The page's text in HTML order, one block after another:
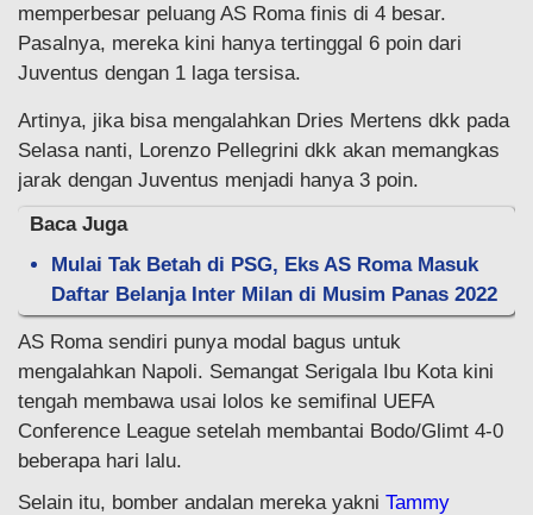
memperbesar peluang AS Roma finis di 4 besar.
Pasalnya, mereka kini hanya tertinggal 6 poin dari
Juventus dengan 1 laga tersisa.
Artinya, jika bisa mengalahkan Dries Mertens dkk pada
Selasa nanti, Lorenzo Pellegrini dkk akan memangkas
jarak dengan Juventus menjadi hanya 3 poin.
Baca Juga
Mulai Tak Betah di PSG, Eks AS Roma Masuk
Daftar Belanja Inter Milan di Musim Panas 2022
AS Roma sendiri punya modal bagus untuk
mengalahkan Napoli. Semangat Serigala Ibu Kota kini
tengah membawa usai lolos ke semifinal UEFA
Conference League setelah membantai Bodo/Glimt 4-0
beberapa hari lalu.
Selain itu, bomber andalan mereka yakni Tammy